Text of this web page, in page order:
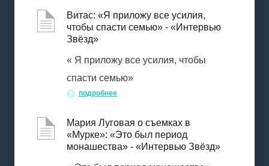
Витас: «Я приложу все усилия,
чтобы спасти семью» - «Интервью
Звёзд»
« Я приложу все усилия, чтобы
спасти семью»
подробнее
Мария Луговая о съемках в
«Мурке»: «Это был период
монашества» - «Интервью Звёзд»